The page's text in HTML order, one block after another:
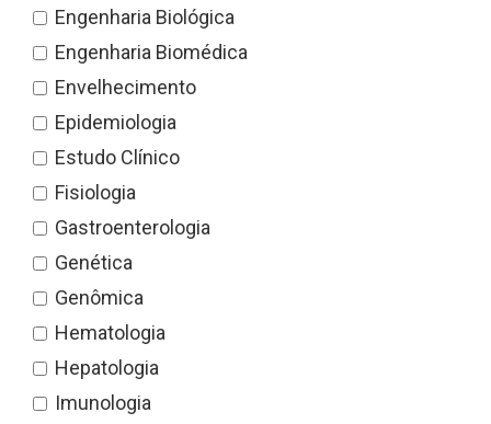
Engenharia Biológica
Engenharia Biomédica
Envelhecimento
Epidemiologia
Estudo Clínico
Fisiologia
Gastroenterologia
Genética
Genômica
Hematologia
Hepatologia
Imunologia